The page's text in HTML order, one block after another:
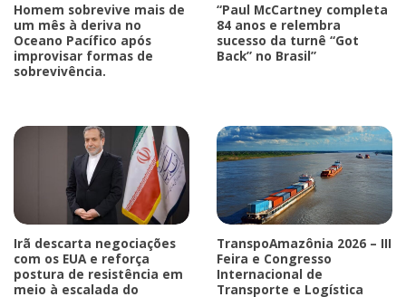
Homem sobrevive mais de
um mês à deriva no
Oceano Pacífico após
improvisar formas de
sobrevivência.
“Paul McCartney completa
84 anos e relembra
sucesso da turnê “Got
Back” no Brasil”
Irã descarta negociações
com os EUA e reforça
postura de resistência em
meio à escalada do
TranspoAmazônia 2026 – III
Feira e Congresso
Internacional de
Transporte e Logística